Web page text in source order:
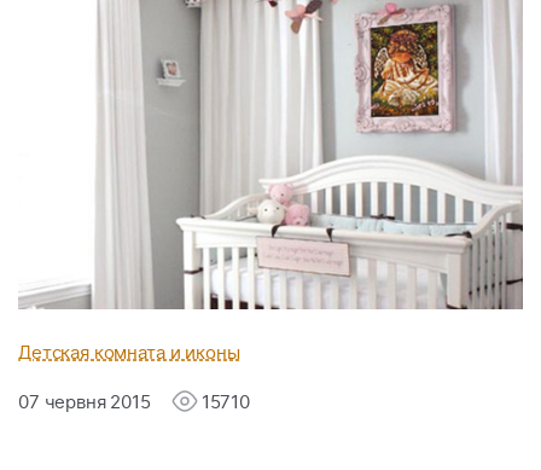
Детская комната и иконы
07 червня 2015 15710